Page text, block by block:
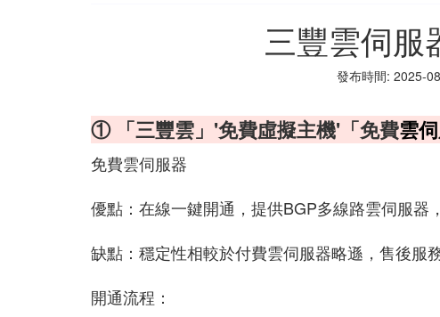
三豐雲伺服
發布時間: 2025-
① 「三豐雲」'免費虛擬主機'「免費雲
免費雲伺服器
優點：在線一鍵開通，提供BGP多線路雲伺服器
缺點：穩定性相較於付費雲伺服器略遜，售後服
開通流程：